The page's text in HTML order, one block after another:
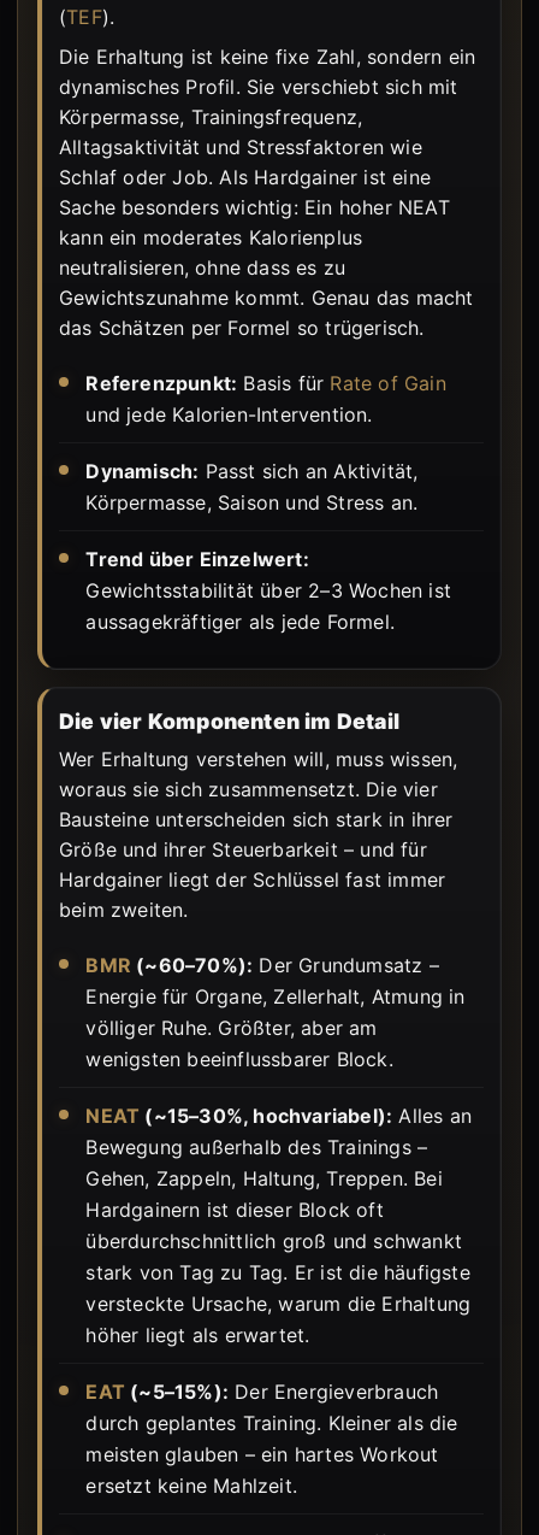
(TEF).
Die Erhaltung ist keine fixe Zahl, sondern ein
dynamisches Profil. Sie verschiebt sich mit
Körpermasse, Trainingsfrequenz,
Alltagsaktivität und Stressfaktoren wie
Schlaf oder Job. Als Hardgainer ist eine
Sache besonders wichtig: Ein hoher NEAT
kann ein moderates Kalorienplus
neutralisieren, ohne dass es zu
Gewichtszunahme kommt. Genau das macht
das Schätzen per Formel so trügerisch.
Referenzpunkt: Basis für Rate of Gain
und jede Kalorien-Intervention.
Dynamisch: Passt sich an Aktivität,
Körpermasse, Saison und Stress an.
Trend über Einzelwert:
Gewichtsstabilität über 2–3 Wochen ist
aussagekräftiger als jede Formel.
Die vier Komponenten im Detail
Wer Erhaltung verstehen will, muss wissen,
woraus sie sich zusammensetzt. Die vier
Bausteine unterscheiden sich stark in ihrer
Größe und ihrer Steuerbarkeit – und für
Hardgainer liegt der Schlüssel fast immer
beim zweiten.
BMR (~60–70%): Der Grundumsatz –
Energie für Organe, Zellerhalt, Atmung in
völliger Ruhe. Größter, aber am
wenigsten beeinflussbarer Block.
NEAT (~15–30%, hochvariabel): Alles an
Bewegung außerhalb des Trainings –
Gehen, Zappeln, Haltung, Treppen. Bei
Hardgainern ist dieser Block oft
überdurchschnittlich groß und schwankt
stark von Tag zu Tag. Er ist die häufigste
versteckte Ursache, warum die Erhaltung
höher liegt als erwartet.
EAT (~5–15%): Der Energieverbrauch
durch geplantes Training. Kleiner als die
meisten glauben – ein hartes Workout
ersetzt keine Mahlzeit.